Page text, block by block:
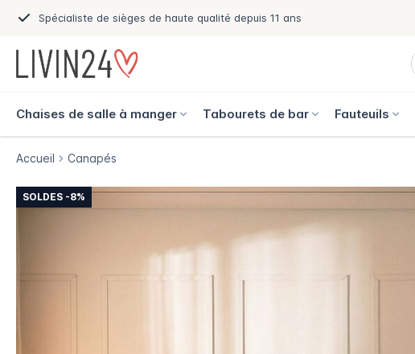
Spécialiste de sièges de haute qualité depuis 11 ans
Chaises de salle à manger Tabourets de bar Fauteuils
Accueil Canapés
SOLDES -8%